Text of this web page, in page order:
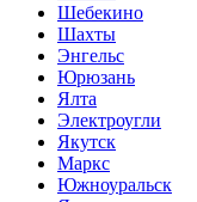
Шебекино
Шахты
Энгельс
Юрюзань
Ялта
Электроугли
Якутск
Маркс
Южноуральск